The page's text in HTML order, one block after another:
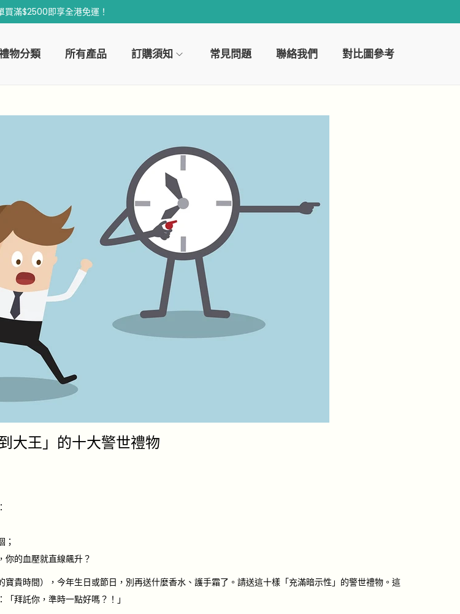
買滿$2500即享全港免運！
物分類 所有產品 訂購須知 常見問題 聯絡我們 對比圖參考
大王」的十大警世禮物
；
你的血壓就直線飆升？
貴時間），今年生日或節日，別再送什麼香水、護手霜了。請送這十樣「充滿暗示性」的警世禮物。這
拜託你，準時一點好嗎？！」